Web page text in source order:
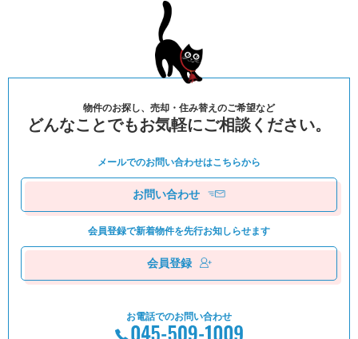
物件のお探し、売却・住み替えのご希望など
どんなことでもお気軽にご相談ください。
メールでのお問い合わせはこちらから
お問い合わせ
会員登録で新着物件を先⾏お知しらせます
会員登録
お電話でのお問い合わせ